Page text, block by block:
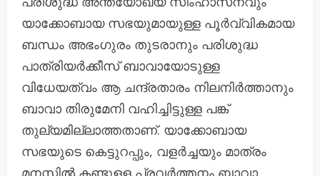
യാക്കോബായ സഭയുമായുള്ള പൂർവ്വികമായ
ബന്ധം അഭംഗുരം തുടരാനും പരിശുദ്ധ
പാത്രിയർക്കീസ് ബാവായോടുള്ള
വിധേയത്വം ആ ചന്ദ്രതാരം നിലനിർത്താനും
ബാവാ തിരുമേനി വഹിച്ചിട്ടുള്ള പങ്ക്
തുല്യമില്ലാത്തതാണ്. യാക്കോബായ
സഭയുടെ കെട്ടുറപ്പും, വളർച്ചയും മാത്രം
മനസ്സിൽ കണ്ടുളള പ്രവർത്തനം ബാവാ